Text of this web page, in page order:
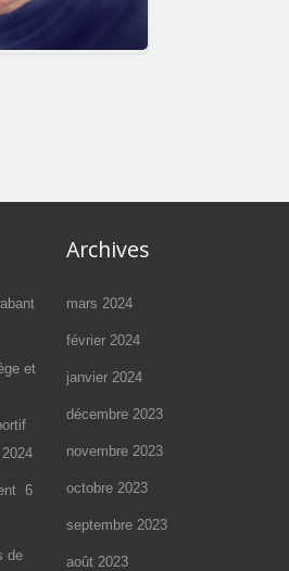
et
6
de
Archives
mars 2024
février 2024
janvier 2024
décembre 2023
novembre 2023
octobre 2023
septembre 2023
août 2023